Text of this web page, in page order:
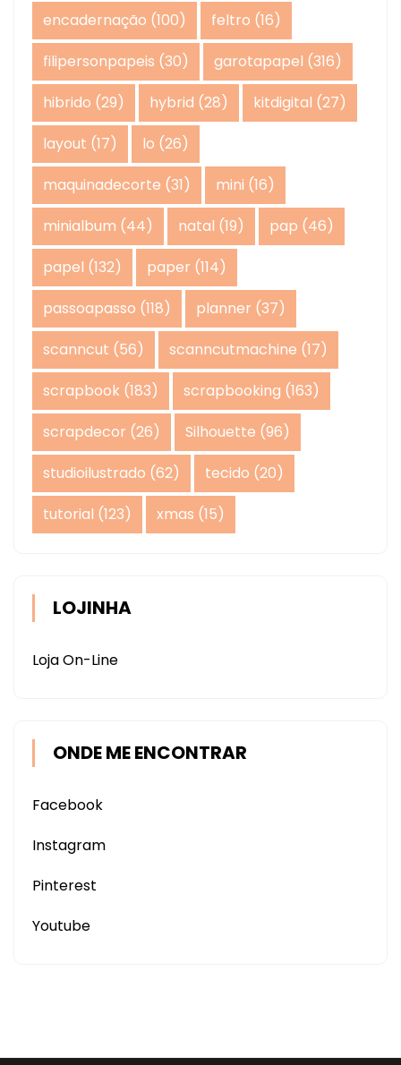
encadernação (100) feltro (16)
filipersonpapeis (30) garotapapel (316)
hibrido (29) hybrid (28) kitdigital (27)
layout (17) lo (26)
maquinadecorte (31) mini (16)
minialbum (44) natal (19) pap (46)
papel (132) paper (114)
passoapasso (118) planner (37)
scanncut (56) scanncutmachine (17)
scrapbook (183) scrapbooking (163)
scrapdecor (26) Silhouette (96)
studioilustrado (62) tecido (20)
tutorial (123) xmas (15)
LOJINHA
Loja On-Line
ONDE ME ENCONTRAR
Facebook
Instagram
Pinterest
Youtube